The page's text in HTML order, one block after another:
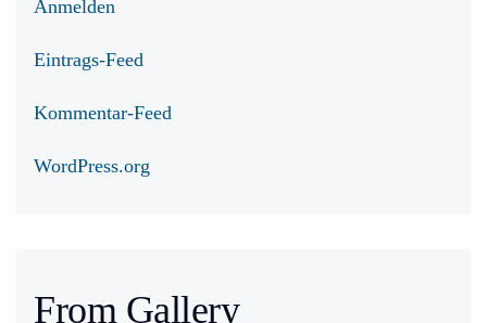
Anmelden
Eintrags-Feed
Kommentar-Feed
WordPress.org
From Gallery